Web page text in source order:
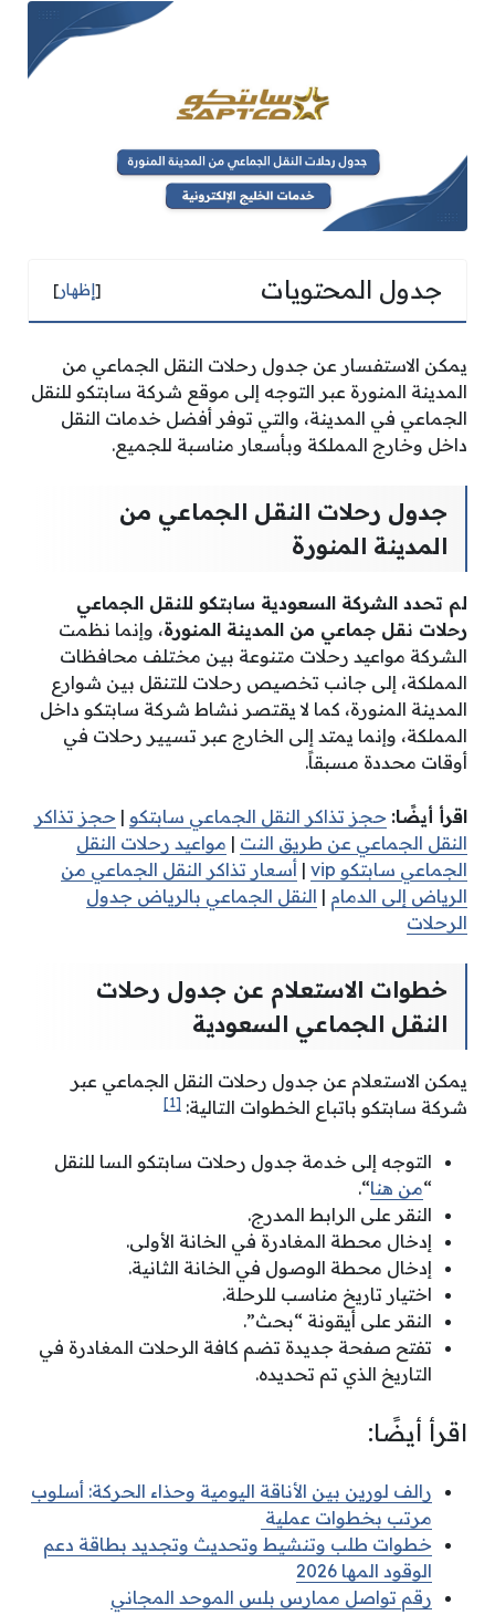
جدول المحتويات [إظهار]
يمكن الاستفسار عن جدول رحلات النقل الجماعي من
المدينة المنورة عبر التوجه إلى موقع شركة سابتكو للنقل
الجماعي في المدينة، والتي توفر أفضل خدمات النقل
داخل وخارج المملكة وبأسعار مناسبة للجميع.
جدول رحلات النقل الجماعي من
المدينة المنورة
لم تحدد الشركة السعودية سابتكو للنقل الجماعي
رحلات نقل جماعي من المدينة المنورة، وإنما نظمت
الشركة مواعيد رحلات متنوعة بين مختلف محافظات
المملكة، إلى جانب تخصيص رحلات للتنقل بين شوارع
المدينة المنورة، كما لا يقتصر نشاط شركة سابتكو داخل
المملكة، وإنما يمتد إلى الخارج عبر تسيير رحلات في
أوقات محددة مسبقاً.
اقرأ أيضًا: حجز تذاكر النقل الجماعي سابتكو | حجز تذاكر
النقل الجماعي عن طريق النت | مواعيد رحلات النقل
الجماعي سابتكو vip
| أسعار تذاكر النقل الجماعي من
الرياض إلى الدمام | النقل الجماعي بالرياض جدول
الرحلات
خطوات الاستعلام عن جدول رحلات
النقل الجماعي السعودية
يمكن الاستعلام عن جدول رحلات النقل الجماعي عبر
شركة سابتكو باتباع الخطوات التالية: [1]
التوجه إلى خدمة جدول رحلات سابتكو السا للنقل
“من هنا“.
النقر على الرابط المدرج.
إدخال محطة المغادرة في الخانة الأولى.
إدخال محطة الوصول في الخانة الثانية.
اختيار تاريخ مناسب للرحلة.
النقر على أيقونة “بحث”.
تفتح صفحة جديدة تضم كافة الرحلات المغادرة في
التاريخ الذي تم تحديده.
اقرأ أيضًا:
رالف لورين بين الأناقة اليومية وحذاء الحركة: أسلوب
مرتب بخطوات عملية
خطوات طلب وتنشيط وتحديث وتجديد بطاقة دعم
الوقود المها 2026
رقم تواصل ممارس بلس الموحد المجاني